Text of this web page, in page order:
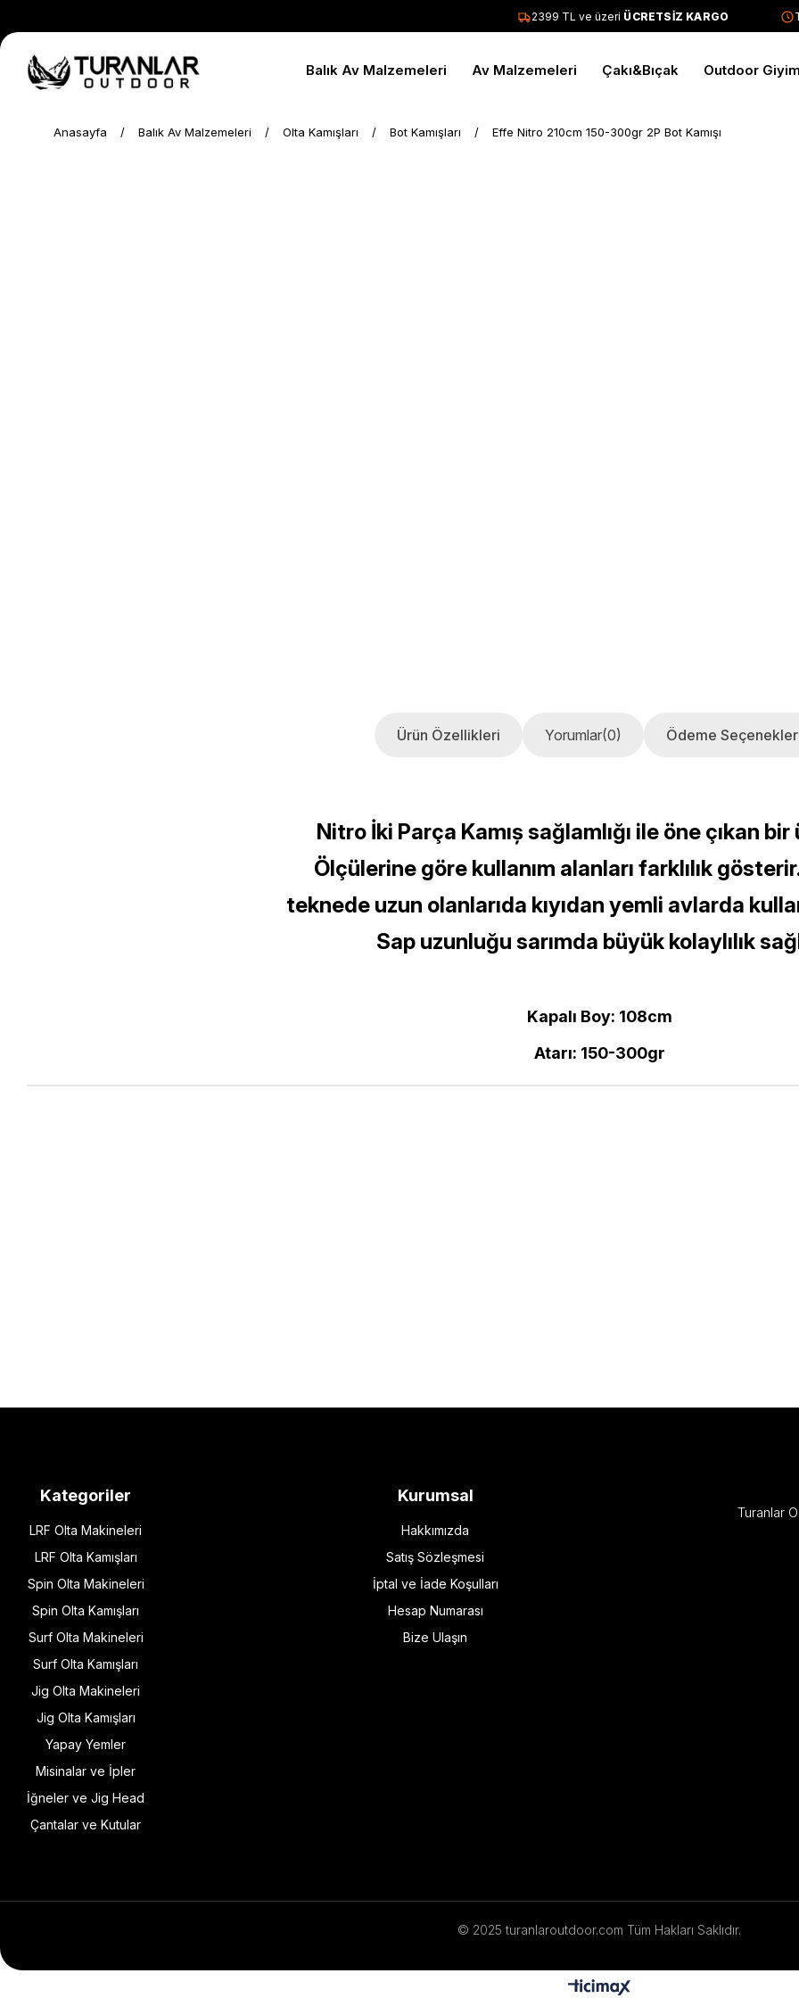
2399 TL ve üzeriÜCRETSİZ KARGO
Balık Av Malzemeleri Av Malzemeleri Çakı&Bıçak Outdoor
Anasayfa Balık Av Malzemeleri Olta Kamışları Bot Kamışları Effe Nitro 210cm 150-300gr 2P Bot Kamışı
Ürün Özellikleri Yorumlar(0) Ödeme
Nitro İki Parça Kamıș sağlamlığı ile öne çıkan
Ölçülerine göre kullanım alanları farklılık
teknede uzun olanlarıda kıyıdan yemli avlarda
Sap uzunluğu sarımda büyük kolaylılık
Kapalı Boy: 108cm
Atarı: 150-300gr
Kategoriler
LRF Olta Makineleri
LRF Olta Kamışları
Spin Olta Makineleri
Spin Olta Kamışları
Surf Olta Makineleri
Surf Olta Kamışları
Jig Olta Makineleri
Jig Olta Kamışları
Yapay Yemler
Misinalar ve İpler
İğneler ve Jig Head
Çantalar ve Kutular
Kurumsal
Hakkımızda
Satış Sözleşmesi
İptal ve İade Koşulları
Hesap Numarası
Bize Ulaşın
Turanlar
© 2025 turanlaroutdoor.com Tüm Hakları Saklıdır.